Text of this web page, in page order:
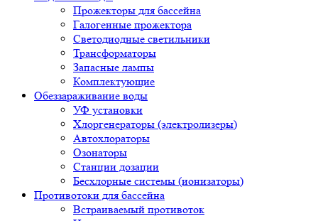
Прожекторы для бассейна
Галогенные прожектора
Светодиодные светильники
Трансформаторы
Запасные лампы
Комплектующие
Обеззараживание воды
УФ установки
Хлоргенераторы (электролизеры)
Автохлораторы
Озонаторы
Станции дозации
Бесхлорные системы (ионизаторы)
Противотоки для бассейна
Встраиваемый противоток